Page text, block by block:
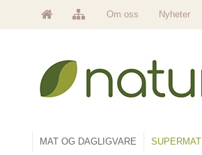
Om oss Nyheter
MAT OG DAGLIGVARE SUPERMAT